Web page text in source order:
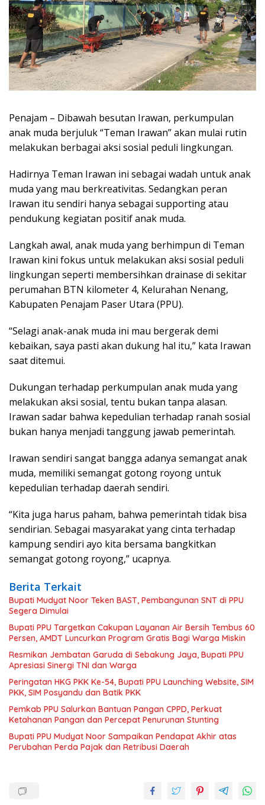
Penajam – Dibawah besutan Irawan, perkumpulan
anak muda berjuluk “Teman Irawan” akan mulai rutin
melakukan berbagai aksi sosial peduli lingkungan.
Hadirnya Teman Irawan ini sebagai wadah untuk anak
muda yang mau berkreativitas. Sedangkan peran
Irawan itu sendiri hanya sebagai supporting atau
pendukung kegiatan positif anak muda.
Langkah awal, anak muda yang berhimpun di Teman
Irawan kini fokus untuk melakukan aksi sosial peduli
lingkungan seperti membersihkan drainase di sekitar
perumahan BTN kilometer 4, Kelurahan Nenang,
Kabupaten Penajam Paser Utara (PPU).
“Selagi anak-anak muda ini mau bergerak demi
kebaikan, saya pasti akan dukung hal itu,” kata Irawan
saat ditemui.
Dukungan terhadap perkumpulan anak muda yang
melakukan aksi sosial, tentu bukan tanpa alasan.
Irawan sadar bahwa kepedulian terhadap ranah sosial
bukan hanya menjadi tanggung jawab pemerintah.
Irawan sendiri sangat bangga adanya semangat anak
muda, memiliki semangat gotong royong untuk
kepedulian terhadap daerah sendiri.
“Kita juga harus paham, bahwa pemerintah tidak bisa
sendirian. Sebagai masyarakat yang cinta terhadap
kampung sendiri ayo kita bersama bangkitkan
semangat gotong royong,” ucapnya.
Berita Terkait
Bupati Mudyat Noor Teken BAST, Pembangunan SNT di PPU
Segera Dimulai
Bupati PPU Targetkan Cakupan Layanan Air Bersih Tembus 60
Persen, AMDT Luncurkan Program Gratis Bagi Warga Miskin
Resmikan Jembatan Garuda di Sebakung Jaya, Bupati PPU
Apresiasi Sinergi TNI dan Warga
Peringatan HKG PKK Ke-54, Bupati PPU Launching Website, SIM
PKK, SIM Posyandu dan Batik PKK
Pemkab PPU Salurkan Bantuan Pangan CPPD, Perkuat
Ketahanan Pangan dan Percepat Penurunan Stunting
Bupati PPU Mudyat Noor Sampaikan Pendapat Akhir atas
Perubahan Perda Pajak dan Retribusi Daerah